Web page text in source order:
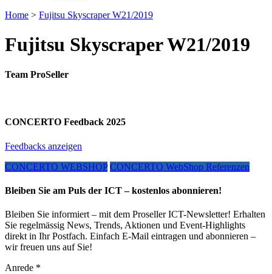
Home > Fujitsu Skyscraper W21/2019
Fujitsu Skyscraper W21/2019
Team ProSeller
CONCERTO Feedback 2025
Feedbacks anzeigen
CONCERTO WEBSHOP CONCERTO WebShop Referenzen
Bleiben Sie am Puls der ICT – kostenlos abonnieren!
Bleiben Sie informiert – mit dem Proseller ICT-Newsletter! Erhalten
Sie regelmässig News, Trends, Aktionen und Event-Highlights
direkt in Ihr Postfach. Einfach E-Mail eintragen und abonnieren –
wir freuen uns auf Sie!
Anrede *